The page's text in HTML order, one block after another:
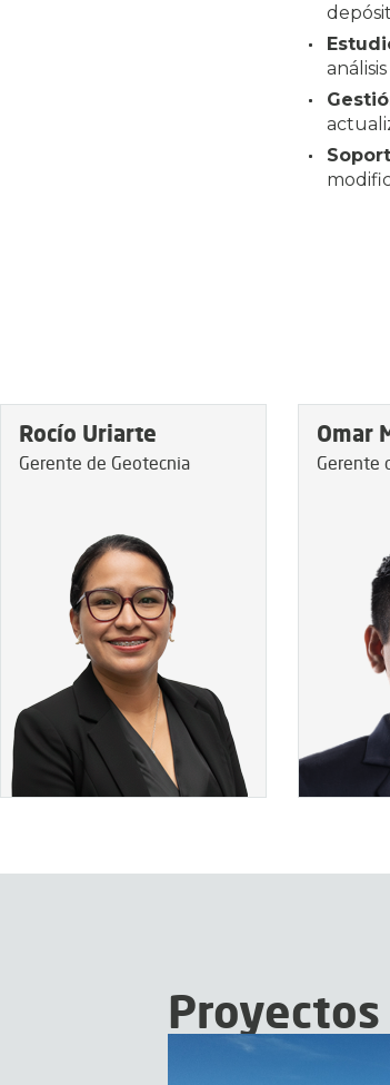
Rocío Uriarte
Gerente de Geotecnia
Omar
Gerente